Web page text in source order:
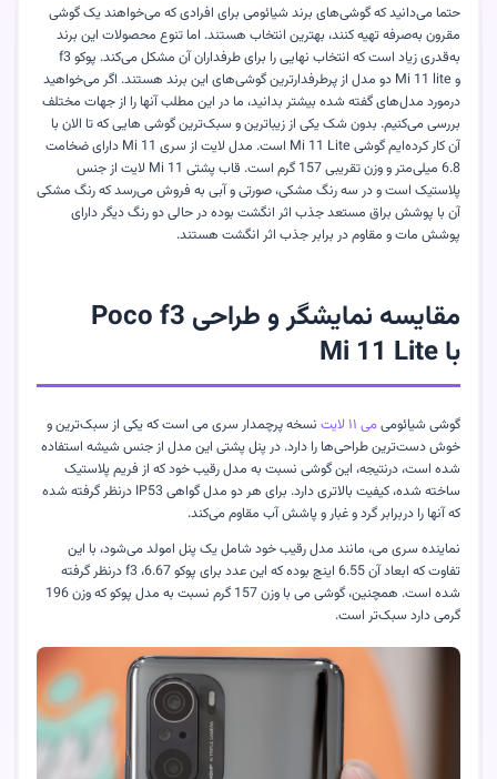
حتما می‌دانید که گوشی‌های برند شیائومی برای افرادی که می‌خواهند یک گوشی
مقرون به‌صرفه تهیه کنند، بهترین انتخاب هستند. اما تنوع محصولات این برند
به‌قدری زیاد است که انتخاب نهایی را برای طرفداران آن مشکل می‌کند. پوکو f3
و Mi 11 lite دو مدل از پرطرفدارترین گوشی‌های این برند هستند. اگر می‌خواهید
درمورد مدل‌های گفته شده بیشتر بدانید، ما در این مطلب آنها را از جهات مختلف
بررسی می‌کنیم. بدون شک یکی از زیبا‌ترین و سبک‌ترین گوشی هایی که تا الان با
آن کار کرده‌ایم گوشی
است. مدل لایت از سری
دارای ضخامت
6.8 میلی‌متر و وزن تقریبی 157 گرم است. قاب پشتی
لایت از جنس
پلاستیک است و در سه رنگ مشکی، صورتی و آبی به فروش می‌رسد که رنگ مشکی
آن با پوشش براق مستعد جذب اثر انگشت بوده در حالی دو رنگ دیگر دارای
پوشش مات و مقاوم در برابر جذب اثر انگشت هستند.
مقایسه نمایشگر و طراحی Poco f3
باMi 11 Lite
گوشی شیائومیمی ۱۱ لایت
نسخه پرچمدار سری می است که یکی از سبک‌ترین و
خوش دست‌ترین طراحی‌ها را دارد. در پنل پشتی این مدل از جنس شیشه استفاده
شده است، درنتیجه، این گوشی نسبت به مدل رقیب خود که از فریم پلاستیک
ساخته شده، کیفیت بالاتری دارد. برای هر دو مدل گواهی IP53 درنظر گرفته شده
که آنها را دربرابر گرد و غبار و پاشش آب مقاوم می‌کند.
نماینده سری می، مانند مدل رقیب خود شامل یک پنل امولد می‌شود، با این
تفاوت که ابعاد آن 6.55 اینچ بوده که این عدد برای پوکو
f3،6.67 درنظر گرفته
شده است. همچنین، گوشی می با وزن 157 گرم نسبت به مدل پوکو که وزن 196
گرمی دارد سبک‌تر است.